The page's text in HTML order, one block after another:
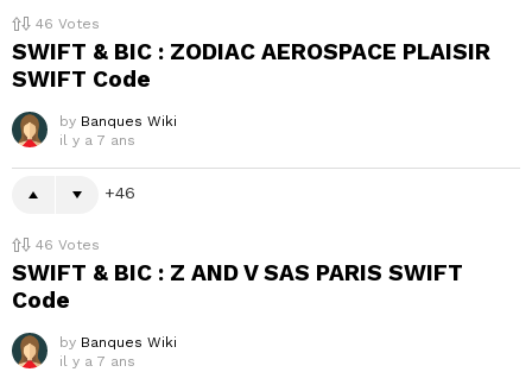
46 Votes
SWIFT & BIC : ZODIAC AEROSPACE PLAISIR
SWIFT Code
by Banques Wiki
il y a 7 ans
46
46 Votes
SWIFT & BIC : Z AND V SAS PARIS SWIFT
Code
by Banques Wiki
il y a 7 ans